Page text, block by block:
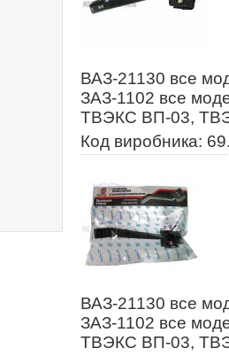
ВАЗ-21130 все
ЗАЗ-1102 все
ТВЭКС ВП-03,
Код виробника:
ВАЗ-21130 все
ЗАЗ-1102 все
ТВЭКС ВП-03,